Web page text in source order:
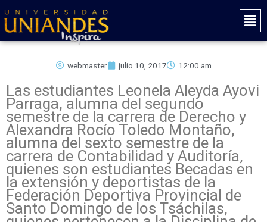
al
contenido
Main
webmaster julio 10, 2017 12:00 am
Las estudiantes Leonela Aleyda Ayovi
Parraga, alumna del segundo
semestre de la carrera de Derecho y
Alexandra Rocío Toledo Montaño,
alumna del sexto semestre de la
carrera de Contabilidad y Auditoría,
quienes son estudiantes Becadas en
la extensión y deportistas de la
Federación Deportiva Provincial de
Santo Domingo de los Tsáchilas,